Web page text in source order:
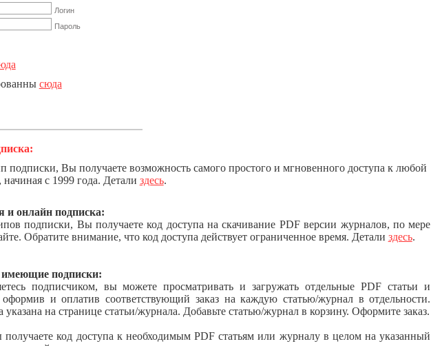
Логин
Пароль
сюда
подписки, Вы получаете возможность самого простого и мгновенного доступа к любой
начиная с 1999 года. Детали здесь.
и онлайн подписка:
подписки, Вы получаете код доступа на скачивание PDF версии журналов, по мере
Обратите внимание, что код доступа действует ограниченное время. Детали здесь.
имеющие подписки:
подписчиком, вы можете просматривать и загружать отдельные PDF статьи и
и оплатив соответствующий заказ на каждую статью/журнал в отдельности.
указана на странице статьи/журнала. Добавьте статью/журнал в корзину. Оформите заказ.
получаете код доступа к необходимымPDF статьям или журналу в целом на указанный